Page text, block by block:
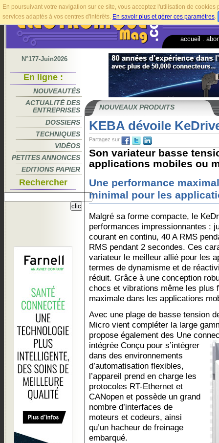
En poursuivant votre navigation sur ce site, vous acceptez l'utilisation de
services adaptés à vos centres d'intérêts. En savoir plus et gérer ces paramètres.
accueil
N°177-Juin2026
En ligne :
NOUVEAUTÉS
ACTUALITÉ DES
ENTREPRISES
DOSSIERS
TECHNIQUES
VIDÉOS
PETITES ANNONCES
EDITIONS PAPIER
Rechercher
NOUVEAUX PRODUITS
KEBA dévoile
Partagez sur
Son variateur basse
applications mobiles ou
Une performance
minimal pour les
Malgré sa forme compacte, le
performances impressionnantes :
courant en continu, 40 A RMS
RMS pendant 2 secondes. Ces
variateur le meilleur allié pour les
termes de dynamisme et de
réduit. Grâce à une conception
chocs et vibrations même les plus
maximale dans les applications
Avec une plage de basse tension
Micro vient compléter la large
propose également des Une
intégrée Conçu pour s’intégrer
dans des environnements
d’automatisation flexibles,
l’appareil prend en charge les
protocoles RT-Ethernet et
CANopen et possède un grand
nombre d’interfaces de
moteurs et codeurs, ainsi
qu’un hacheur de freinage
embarqué.